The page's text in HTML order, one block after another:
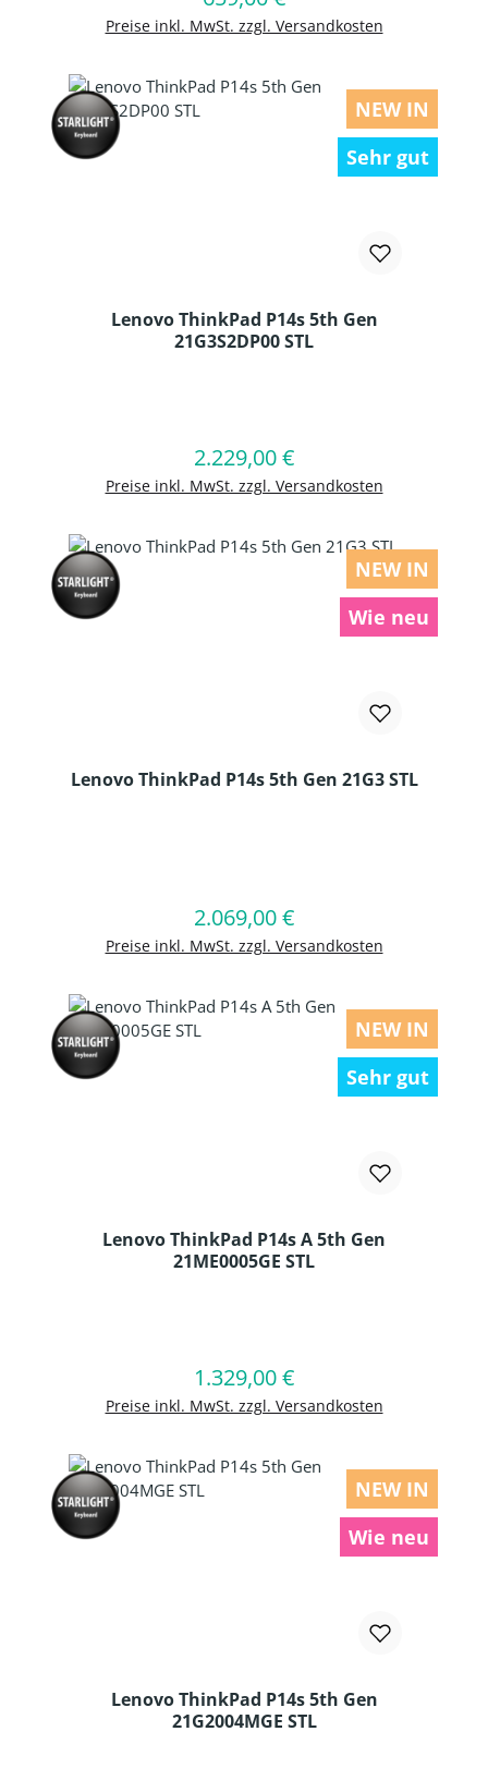
Preise inkl. MwSt. zzgl. Versandkosten
NEW IN
Sehr gut
Lenovo ThinkPad P14s 5th Gen
21G3S2DP00 STL
Regulärer Preis:
2.229,00 €
Preise inkl. MwSt. zzgl. Versandkosten
In den Warenkorb
NEW IN
Wie neu
Lenovo ThinkPad P14s 5th Gen 21G3 STL
Regulärer Preis:
2.069,00 €
Preise inkl. MwSt. zzgl. Versandkosten
In den Warenkorb
NEW IN
Sehr gut
Lenovo ThinkPad P14s A 5th Gen
21ME0005GE STL
Regulärer Preis:
1.329,00 €
Preise inkl. MwSt. zzgl. Versandkosten
In den Warenkorb
NEW IN
Wie neu
Lenovo ThinkPad P14s 5th Gen
21G2004MGE STL